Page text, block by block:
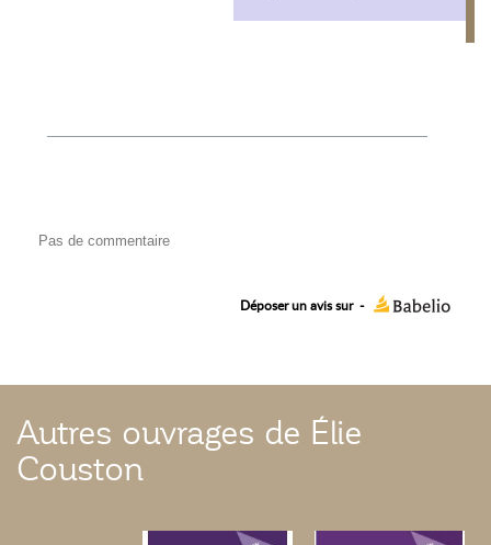
Pas de commentaire
Déposer un avis sur -
Autres ouvrages de Élie
Couston